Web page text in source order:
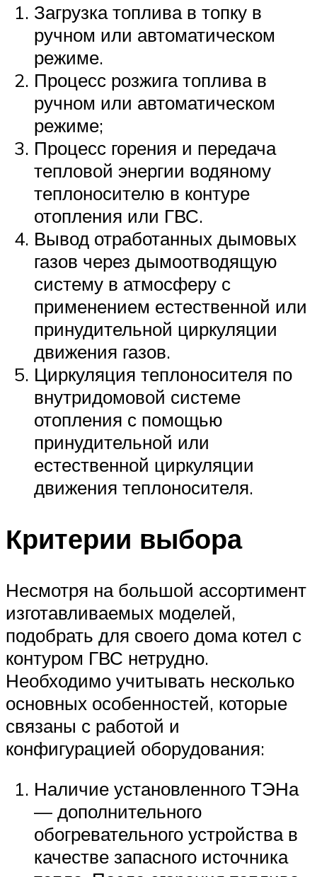
Загрузка топлива в топку в
ручном или автоматическом
режиме.
Процесс розжига топлива в
ручном или автоматическом
режиме;
Процесс горения и передача
тепловой энергии водяному
теплоносителю в контуре
отопления или ГВС.
Вывод отработанных дымовых
газов через дымоотводящую
систему в атмосферу с
применением естественной или
принудительной циркуляции
движения газов.
Циркуляция теплоносителя по
внутридомовой системе
отопления с помощью
принудительной или
естественной циркуляции
движения теплоносителя.
Критерии выбора
Несмотря на большой ассортимент
изготавливаемых моделей,
подобрать для своего дома котел с
контуром ГВС нетрудно.
Необходимо учитывать несколько
основных особенностей, которые
связаны с работой и
конфигурацией оборудования:
Наличие установленного ТЭНа
— дополнительного
обогревательного устройства в
качестве запасного источника